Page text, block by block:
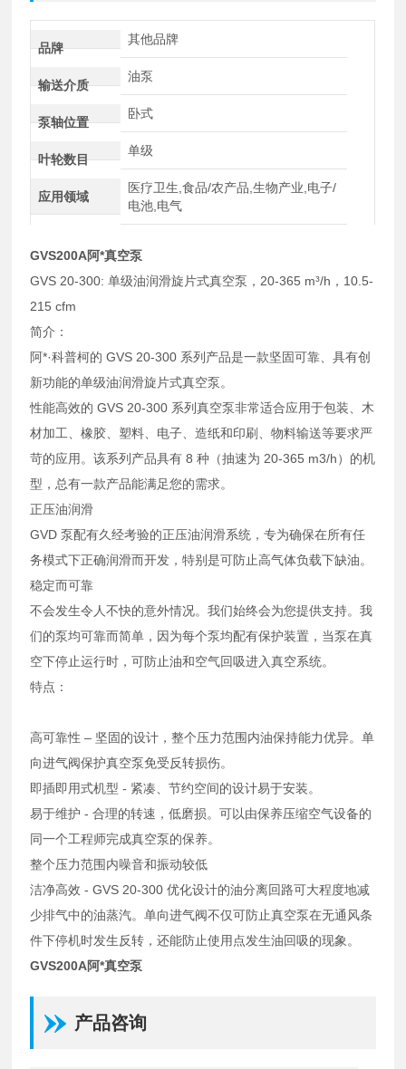
品牌
其他品牌
输送介质
油泵
泵轴位置
卧式
叶轮数目
单级
应用领域
医疗卫生,食品/农产品,生物产业,电子/
电池,电气
GVS200A阿*真空泵
GVS 20-300: 单级油润滑旋片式真空泵，20-365 m³/h，10.5-
215 cfm
简介：
阿*·科普柯的 GVS 20-300 系列产品是一款坚固可靠、具有创
新功能的单级油润滑旋片式真空泵。
性能高效的 GVS 20-300 系列真空泵非常适合应用于包装、木
材加工、橡胶、塑料、电子、造纸和印刷、物料输送等要求严
苛的应用。该系列产品具有 8 种（抽速为 20-365 m3/h）的机
型，总有一款产品能满足您的需求。
正压油润滑
GVD 泵配有久经考验的正压油润滑系统，专为确保在所有任
务模式下正确润滑而开发，特别是可防止高气体负载下缺油。
稳定而可靠
不会发生令人不快的意外情况。我们始终会为您提供支持。我
们的泵均可靠而简单，因为每个泵均配有保护装置，当泵在真
空下停止运行时，可防止油和空气回吸进入真空系统。
特点：
高可靠性 – 坚固的设计，整个压力范围内油保持能力优异。单
向进气阀保护真空泵免受反转损伤。
即插即用式机型 - 紧凑、节约空间的设计易于安装。
易于维护 - 合理的转速，低磨损。可以由保养压缩空气设备的
同一个工程师完成真空泵的保养。
整个压力范围内噪音和振动较低
洁净高效 - GVS 20-300 优化设计的油分离回路可大程度地减
少排气中的油蒸汽。单向进气阀不仅可防止真空泵在无通风条
件下停机时发生反转，还能防止使用点发生油回吸的现象。
GVS200A阿*真空泵
产品咨询